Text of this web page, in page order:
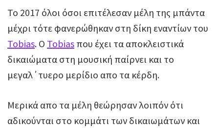
To 2017 όλοι όσοι επιτέλεσαν μέλη της μπάντα
μέχρι τότε φανερώθηκαν στη δίκη εναντίων του
Tobias. O Tobias που έχει τα αποκλειστικά
δικαιώματα στη μουσική παίρνει και το
μεγαλ΄τυερο μερίδιο απο τα κέρδη.
Μερικά απο τα μέλη θεώρησαν λοιπόν ότι
αδικούνται στο κομμάτι των δικαιωμάτων και